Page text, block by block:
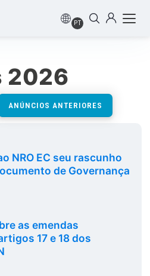
PT
2026
ANÚNCIOS ANTERIORES
NRO EC seu rascunho
de Governança
as emendas
17 e 18 dos